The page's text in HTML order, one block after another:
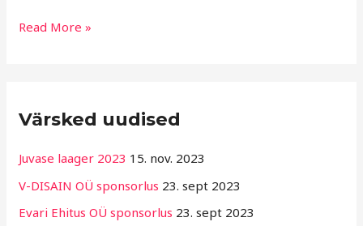
Read More »
Värsked uudised
Juvase laager 2023 15. nov. 2023
V-DISAIN OÜ sponsorlus 23. sept 2023
Evari Ehitus OÜ sponsorlus 23. sept 2023
u
r
i
i